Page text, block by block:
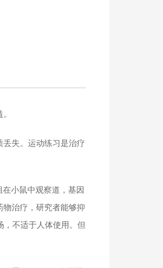
失。运动练习是治疗
小鼠中观察道，基因
治疗，研究者能够抑
，不适于人体使用。但